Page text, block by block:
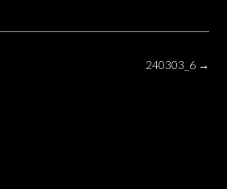
240303_6 →